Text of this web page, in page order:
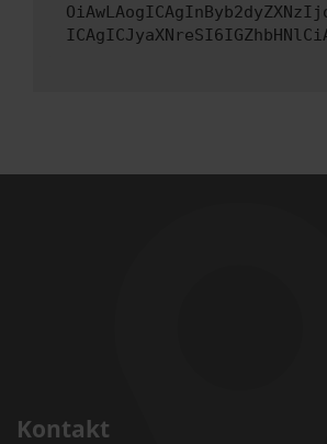
Kontakt